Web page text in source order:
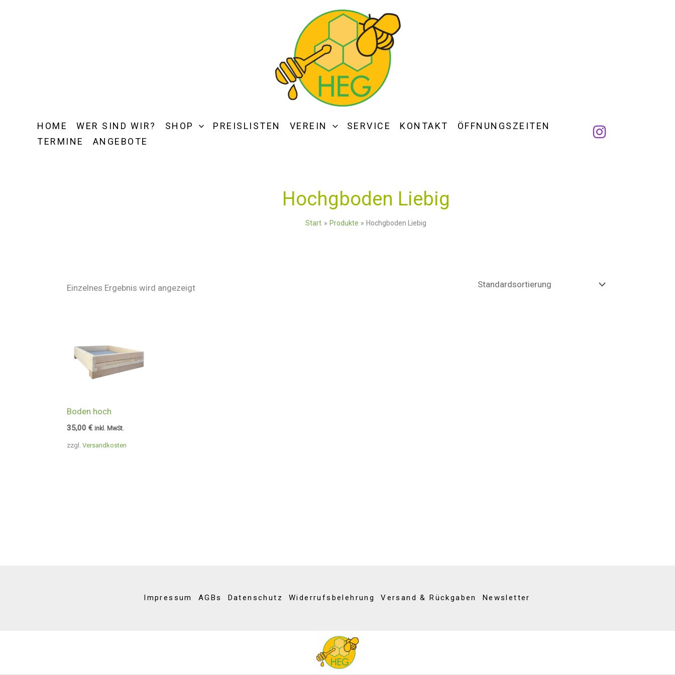
HOME WER SIND WIR? SHOP PREISLISTEN VEREIN SERVICE KONTAKT
ÖFFNUNGSZEITEN
TERMINE
ANGEBOTE
Hochgboden Liebig
Start Produkte Hochgboden Liebig
Einzelnes Ergebnis wird angezeigt
zzgl.Versandkosten
Boden hoch
35,00€ inkl. MwSt.
Impressum AGBs Datenschutz Widerrufsbelehrung Versand & Rückgaben Newsletter